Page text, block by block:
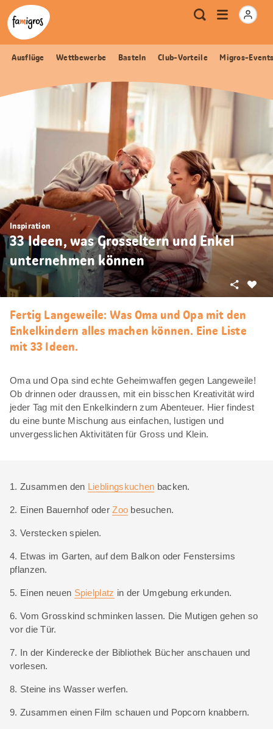
Sprungmarken
Navigation
Header
Logo
Meta
Navigation
Suche
Menu
öffnen
Ausflüge Wettbewerbe Basteln Club-Vorteile Migros-
Inspiration
33 Ideen, was Grosseltern und Enkel
unternehmen können
Teilen
Fertig Langeweile: Was Oma und Opa mit den
Enkelkindern alles machen können. Eine Liste
mit 33 Ideen.
Oma und Opa sind echte Geheimwaffen gegen Langeweile!
Ob drinnen oder draussen, mit ein bisschen Kreativität wird
jeder Tag mit den Enkelkindern zum Abenteuer. Hier findest
du eine bunte Mischung aus einfachen, lustigen und
unvergesslichen Aktivitäten für Gross und Klein.
1. Zusammen den Lieblingskuchen backen.
2. Einen Bauernhof oderZoo besuchen.
3. Verstecken spielen.
4. Etwas im Garten, auf dem Balkon oder Fenstersims
pflanzen.
5. Einen neuen Spielplatz in der Umgebung erkunden.
6. Vom Grosskind schminken lassen. Die Mutigen gehen so
vor die Tür.
7. In der Kinderecke der Bibliothek Bücher anschauen und
vorlesen.
8. Steine ins Wasser werfen.
9. Zusammen einen Film schauen und Popcorn knabbern.